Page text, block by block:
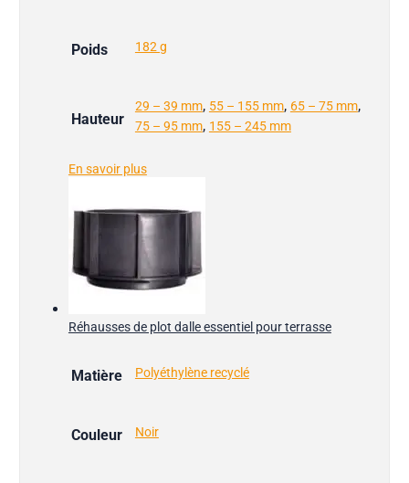
Poids 182 g
Hauteur
29 – 39 mm, 55 – 155 mm, 65 – 75 mm,
75 – 95 mm, 155 – 245 mm
En savoir plus
Réhausses de plot dalle essentiel pour terrasse
Matière Polyéthylène recyclé
Couleur Noir